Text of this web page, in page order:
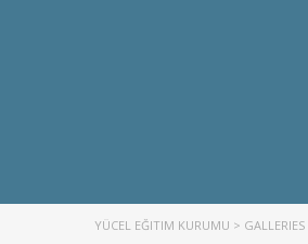
YÜCEL EĞITIM KURUMU > GALLERIES